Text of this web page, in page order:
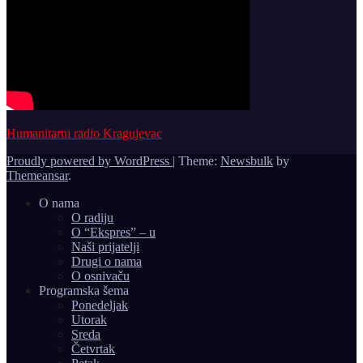
Humanitarni radio Kragujevac
Proudly powered by WordPress | Theme: Newsbulk by
Themeansar.
O nama
O radiju
O “Ekspres” – u
Naši prijatelji
Drugi o nama
O osnivaču
Programska šema
Ponedeljak
Utorak
Sreda
Četvrtak